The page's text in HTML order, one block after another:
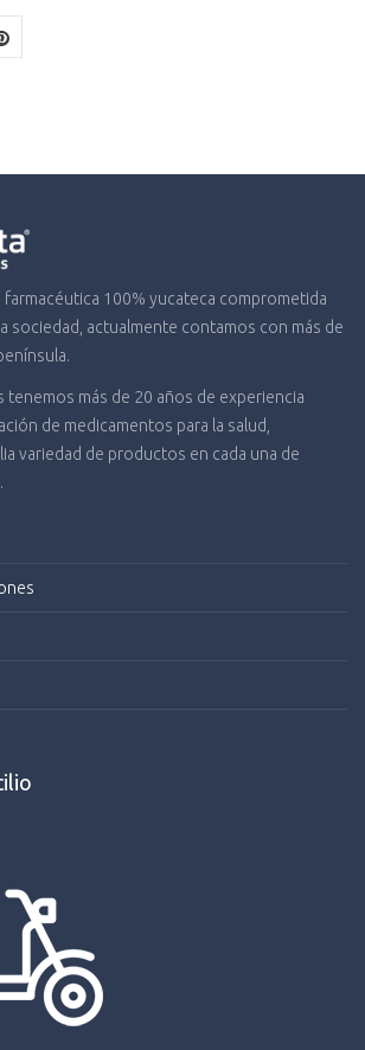
farmacéutica 100% yucateca comprometida
sociedad, actualmente contamos con más de
tenemos más de 20 años de experiencia
de medicamentos para la salud,
variedad de productos en cada una de